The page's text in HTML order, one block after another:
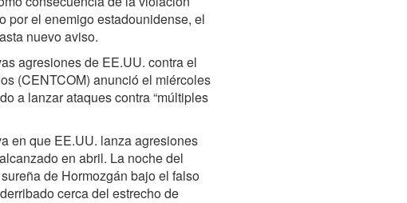
por el enemigo estadounidense, el
nuevo aviso.
agresiones de EE.UU. contra el
(CENTCOM) anunció el miércoles
a lanzar ataques contra “múltiples
en que EE.UU. lanza agresiones
en abril. La noche del
de Hormozgán bajo el falso
cerca del estrecho de